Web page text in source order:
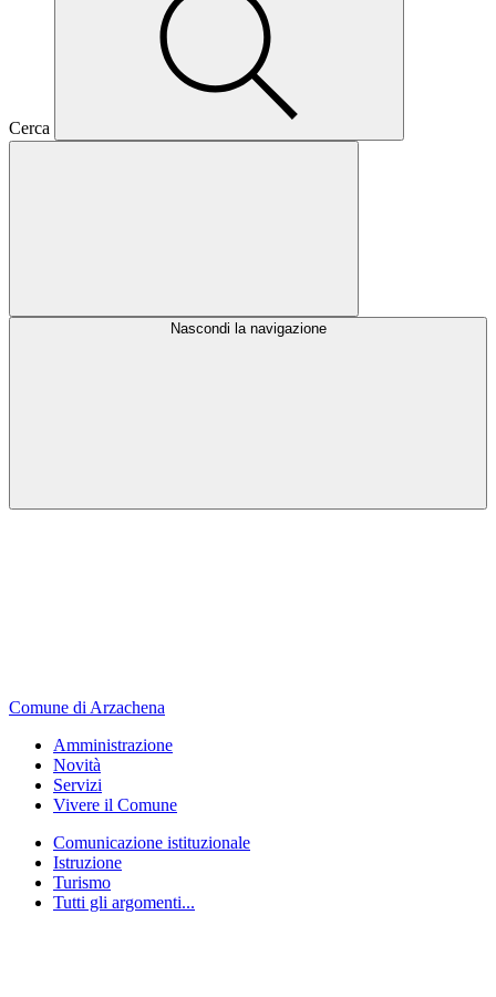
Cerca
Nascondi la navigazione
Comune di Arzachena
Amministrazione
Novità
Servizi
Vivere il Comune
Comunicazione istituzionale
Istruzione
Turismo
Tutti gli argomenti...